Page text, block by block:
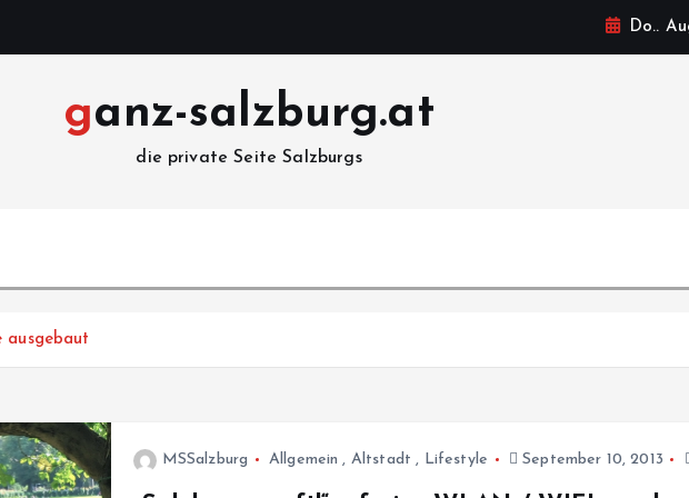
Do..
ganz-salzburg.at
die private Seite Salzburgs
ausgebaut
MSSalzburg Allgemein , Altstadt , Lifestyle September 10, 2013